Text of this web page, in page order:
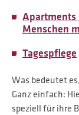
Menschen
Tagespflege
Was bedeutet
Ganz einfach:
speziell für ihre